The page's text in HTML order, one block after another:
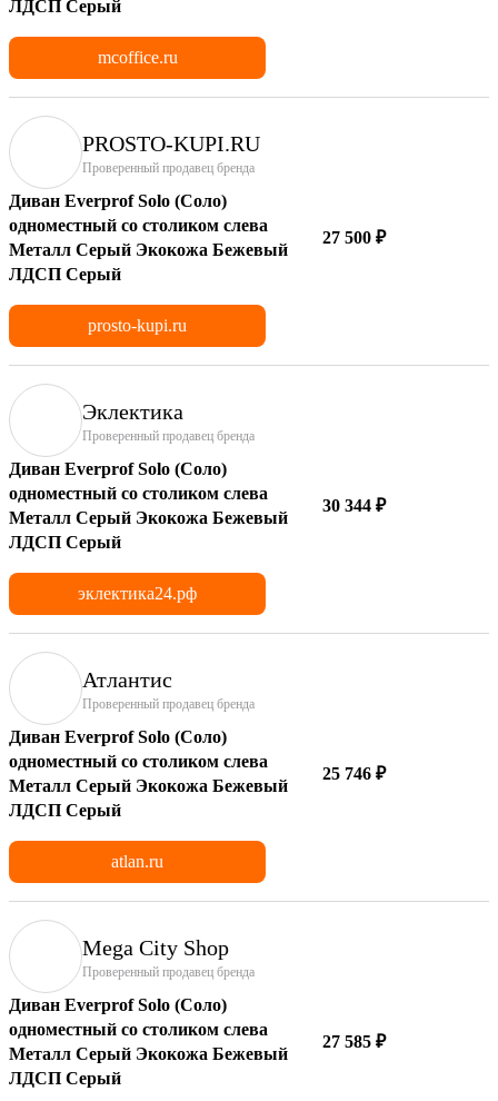
ЛДСП Серый
mcoffice.ru
PROSTO-KUPI.RU
Проверенный продавец бренда
Диван Everprof Solo (Соло)
одноместный со столиком слева
Металл Серый Экокожа Бежевый
ЛДСП Серый
27 500 ₽
prosto-kupi.ru
Эклектика
Проверенный продавец бренда
Диван Everprof Solo (Соло)
одноместный со столиком слева
Металл Серый Экокожа Бежевый
ЛДСП Серый
30 344 ₽
эклектика24.рф
Атлантис
Проверенный продавец бренда
Диван Everprof Solo (Соло)
одноместный со столиком слева
Металл Серый Экокожа Бежевый
ЛДСП Серый
25 746 ₽
atlan.ru
Mega City Shop
Проверенный продавец бренда
Диван Everprof Solo (Соло)
одноместный со столиком слева
Металл Серый Экокожа Бежевый
ЛДСП Серый
27 585 ₽